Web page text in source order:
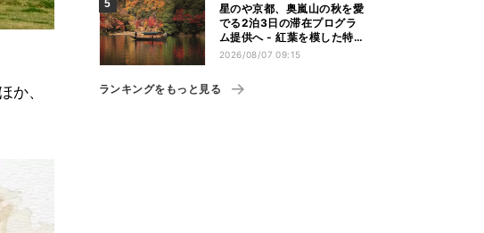
か、
星のや京都、奥嵐山の秋を愛
でる2泊3日の滞在プログラ
ム提供へ - 紅葉を模した特別
料理、舟遊び、オオモミジの
2026/08/07 09:15
ランキングをもっと見る